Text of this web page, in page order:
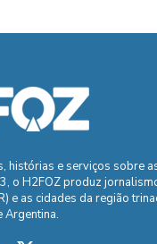
histórias e serviços sobre
o H2FOZ produz
e as cidades da região
Argentina.